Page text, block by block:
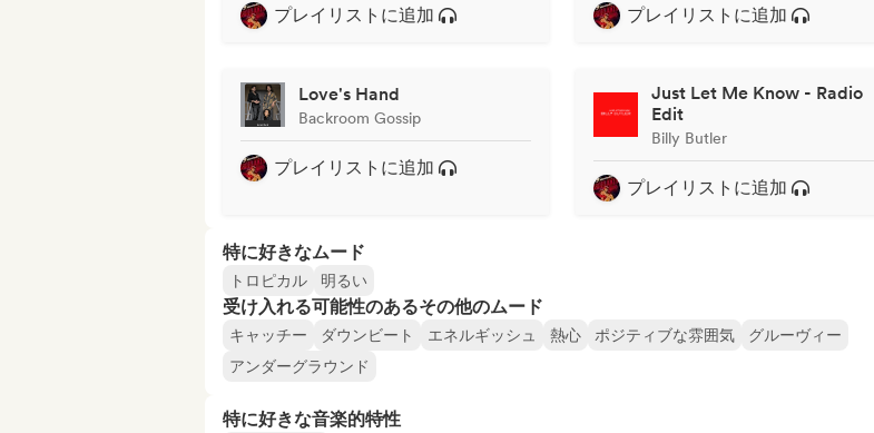
プレイリストに追加 プレイリストに追加
Love's Hand
Backroom Gossip
プレイリストに追加
Just Let Me Know - Radio
Edit
Billy Butler
プレイリストに追加
特に好きなムード
トロピカル 明るい
受け入れる可能性のあるその他のムード
キャッチー ダウンビート エネルギッシュ 熱心 ポジティブな雰囲気
グルーヴィー
アンダーグラウンド
特に好きな音楽的特性